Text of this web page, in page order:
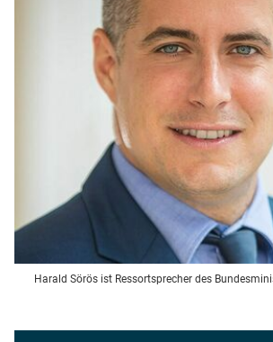
Harald Sörös ist Ressortsprecher des